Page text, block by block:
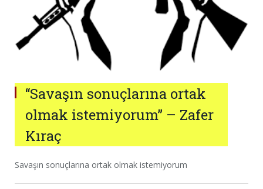
“Savaşın sonuçlarına ortak
olmak istemiyorum” – Zafer
Kıraç
Savaşın sonuçlarına ortak olmak istemiyorum